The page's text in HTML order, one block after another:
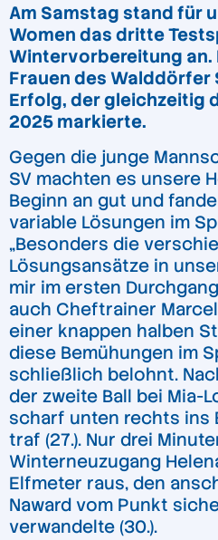
Am Samstag stand für
Women das dritte
Wintervorbereitung an.
Frauen des Walddörfer
Erfolg, der gleichzeitig
2025 markierte.
Gegen die junge
SV machten es unsere
Beginn an gut und
variable Lösungen im
„Besonders die
Lösungsansätze in
mir im ersten
auch Cheftrainer
einer knappen halben
diese Bemühungen im
schließlich belohnt.
der zweite Ball bei Mia-
scharf unten rechts ins
traf (27.). Nur drei
Winterneuzugang
Elfmeter raus, den
Naward vom Punkt
verwandelte (30.).